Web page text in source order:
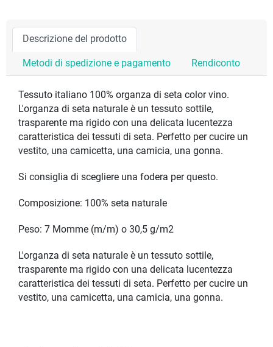
Descrizione del prodotto
Metodi di spedizione e pagamento Rendiconto
Tessuto italiano 100% organza di seta color vino.
L'organza di seta naturale è un tessuto sottile,
trasparente ma rigido con una delicata lucentezza
caratteristica dei tessuti di seta. Perfetto per cucire un
vestito, una camicetta, una camicia, una gonna.
Si consiglia di scegliere una fodera per questo.
Composizione: 100% seta naturale
Peso: 7 Momme (m/m) o 30,5 g/m2
L'organza di seta naturale è un tessuto sottile,
trasparente ma rigido con una delicata lucentezza
caratteristica dei tessuti di seta. Perfetto per cucire un
vestito, una camicetta, una camicia, una gonna.